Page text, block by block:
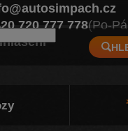
720 777 778(Po-